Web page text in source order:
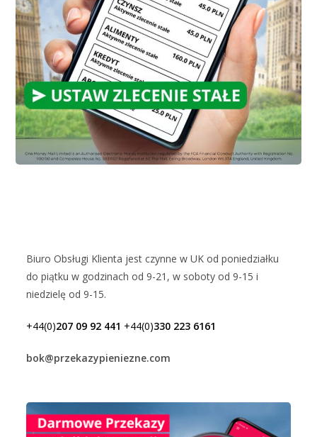
Biuro Obsługi Klienta jest czynne w UK od poniedziałku
do piątku w godzinach od 9-21, w soboty od 9-15 i
niedzielę od 9-15.
+44(0)207 09 92 441 +44(0)330 223 6161
bok@przekazypieniezne.com